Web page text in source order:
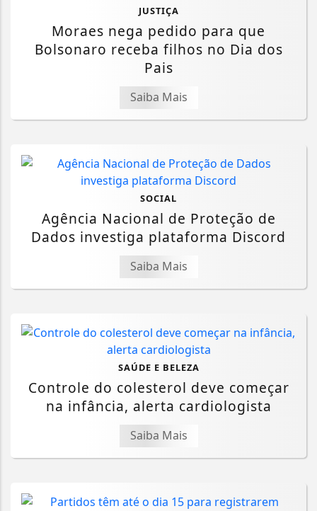
JUSTIÇA
Moraes nega pedido para que
Bolsonaro receba filhos no Dia dos
Pais
Saiba Mais
SOCIAL
Agência Nacional de Proteção de
Dados investiga plataforma Discord
Saiba Mais
SAÚDE E BELEZA
Controle do colesterol deve começar
na infância, alerta cardiologista
Saiba Mais